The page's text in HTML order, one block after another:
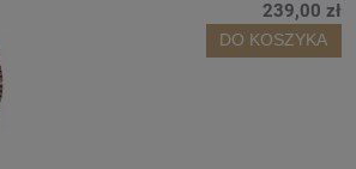
239,00 zł
DO KOSZYKA